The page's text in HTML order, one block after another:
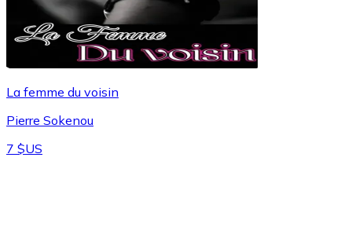
La femme du voisin
Pierre Sokenou
7 $US